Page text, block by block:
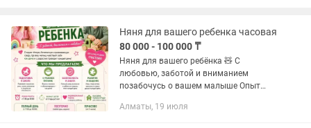
Няня для вашего ребенка часовая
80 000 - 100 000 ₸
Няня для вашего ребёнка 🧸 С
любовью, заботой и вниманием
позабочусь о вашем малыше Опыт
Предлагаю тёплую, домашнюю
Алматы, 19 июля